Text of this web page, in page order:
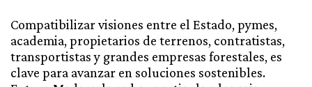
Compatibilizar visiones entre el Estado, pymes,
academia, propietarios de terrenos, contratistas,
transportistas y grandes empresas forestales, es
clave para avanzar en soluciones sostenibles.